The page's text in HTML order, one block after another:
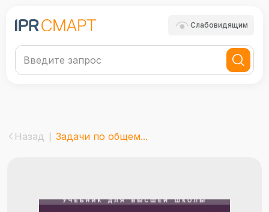
Слабовидящим
Назад Задачи по общем...